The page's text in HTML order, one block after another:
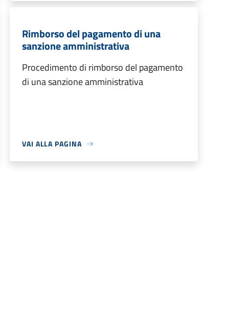
Rimborso del pagamento di una
sanzione amministrativa
Procedimento di rimborso del pagamento
di una sanzione amministrativa
VAI ALLA PAGINA